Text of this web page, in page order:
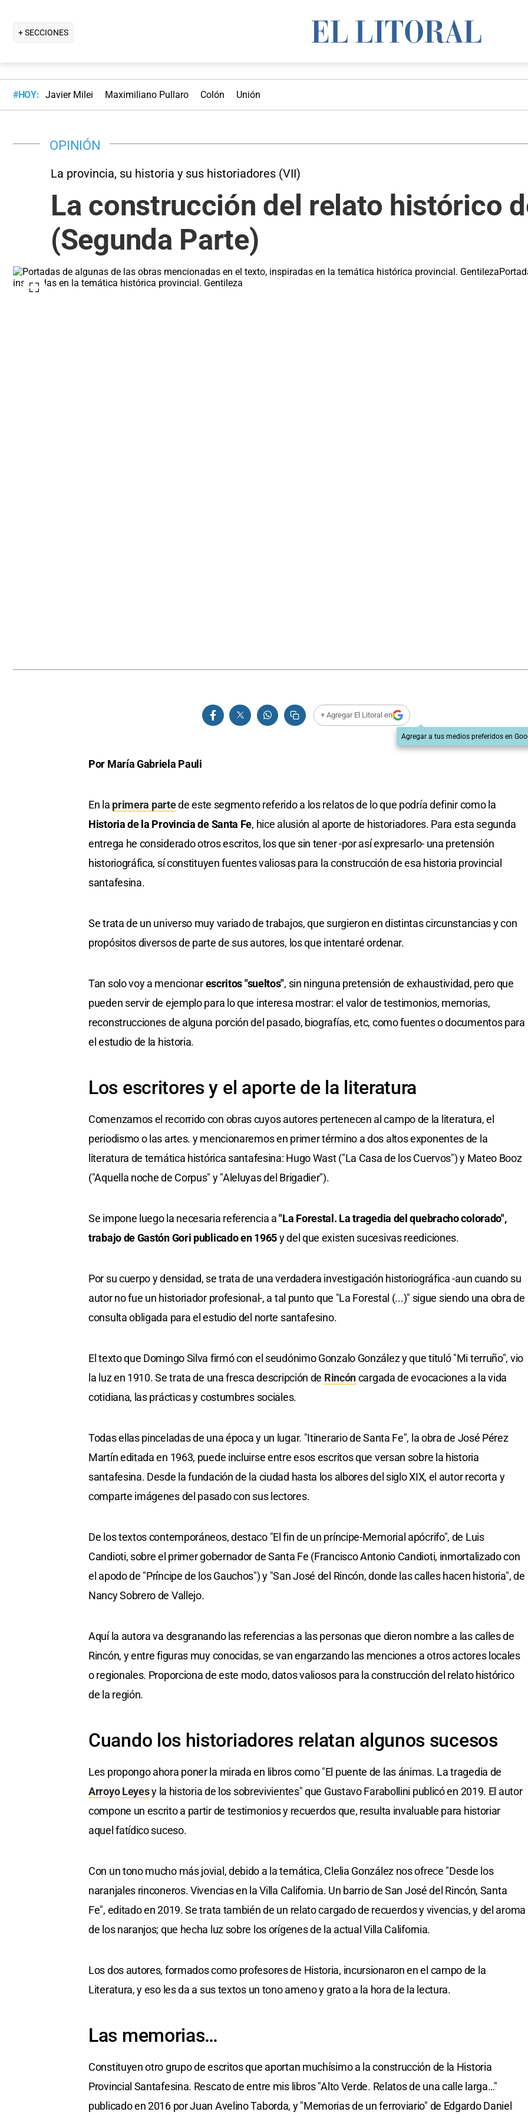
+ SECCIONES
#HOY: Javier Milei Maximiliano Pullaro Colón Unión
OPINIÓN
La provincia, su historia y sus historiadores (VII)
La construcción del relato histórico
(Segunda Parte)
inspiradas en la temática histórica provincial. Gentileza
+ Agregar El Litoral en
Agregar a tus medios preferidos en
Por María Gabriela Pauli
En la primera partede este segmento referido a los relatos de lo que podría definir como la
Historia de la Provincia de Santa Fe, hice alusión al aporte de historiadores. Para esta segunda
entrega he considerado otros escritos, los que sin tener -por así expresarlo- una pretensión
historiográfica, sí constituyen fuentes valiosas para la construcción de esa historia provincial
santafesina.
Se trata de un universo muy variado de trabajos, que surgieron en distintas circunstancias y con
propósitos diversos de parte de sus autores, los que intentaré ordenar.
Tan solo voy a mencionarescritos "sueltos", sin ninguna pretensión de exhaustividad, pero que
pueden servir de ejemplo para lo que interesa mostrar: el valor de testimonios, memorias,
reconstrucciones de alguna porción del pasado, biografías, etc, como fuentes o documentos para
el estudio de la historia.
Los escritores y el aporte de la literatura
Comenzamos el recorrido con obras cuyos autores pertenecen al campo de la literatura, el
periodismo o las artes. y mencionaremos en primer término a dos altos exponentes de la
literatura de temática histórica santafesina: Hugo Wast ("La Casa de los Cuervos") y Mateo Booz
("Aquella noche de Corpus" y "Aleluyas del Brigadier").
Se impone luego la necesaria referencia a"La Forestal. La tragedia del quebracho colorado",
trabajo de Gastón Gori publicado en 1965y del que existen sucesivas reediciones.
Por su cuerpo y densidad, se trata de una verdadera investigación historiográfica -aun cuando su
autor no fue un historiador profesional-, a tal punto que "La Forestal (...)" sigue siendo una obra de
consulta obligada para el estudio del norte santafesino.
El texto que Domingo Silva firmó con el seudónimo Gonzalo González y que tituló "Mi terruño", vio
la luz en 1910. Se trata de una fresca descripción de Rincóncargada de evocaciones a la vida
cotidiana, las prácticas y costumbres sociales.
Todas ellas pinceladas de una época y un lugar. "Itinerario de Santa Fe", la obra de José Pérez
Martín editada en 1963, puede incluirse entre esos escritos que versan sobre la historia
santafesina. Desde la fundación de la ciudad hasta los albores del siglo XIX, el autor recorta y
comparte imágenes del pasado con sus lectores.
De los textos contemporáneos, destaco "El fin de un príncipe-Memorial apócrifo", de Luis
Candioti, sobre el primer gobernador de Santa Fe (Francisco Antonio Candioti, inmortalizado con
el apodo de "Príncipe de los Gauchos") y "San José del Rincón, donde las calles hacen historia", de
Nancy Sobrero de Vallejo.
Aquí la autora va desgranando las referencias a las personas que dieron nombre a las calles de
Rincón, y entre figuras muy conocidas, se van engarzando las menciones a otros actores locales
o regionales. Proporciona de este modo, datos valiosos para la construcción del relato histórico
de la región.
Cuando los historiadores relatan algunos sucesos
Les propongo ahora poner la mirada en libros como "El puente de las ánimas. La tragedia de
Arroyo Leyesy la historia de los sobrevivientes" que Gustavo Farabollini publicó en 2019. El autor
compone un escrito a partir de testimonios y recuerdos que, resulta invaluable para historiar
aquel fatídico suceso.
Con un tono mucho más jovial, debido a la temática, Clelia González nos ofrece "Desde los
naranjales rinconeros. Vivencias en la Villa California. Un barrio de San José del Rincón, Santa
Fe", editado en 2019. Se trata también de un relato cargado de recuerdos y vivencias, y del aroma
de los naranjos; que hecha luz sobre los orígenes de la actual Villa California.
Los dos autores, formados como profesores de Historia, incursionaron en el campo de la
Literatura, y eso les da a sus textos un tono ameno y grato a la hora de la lectura.
Las memorias…
Constituyen otro grupo de escritos que aportan muchísimo a la construcción de la Historia
Provincial Santafesina. Rescato de entre mis libros "Alto Verde. Relatos de una calle larga…"
publicado en 2016 por Juan Avelino Taborda, y "Memorias de un ferroviario" de Edgardo Daniel